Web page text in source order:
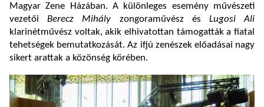
Magyar Zene Házában. A különleges esemény művészeti
vezetőiBerecz Mihály zongoraművész és Lugosi Ali
klarinétművész voltak, akik elhivatottan támogatták a fiatal
tehetségek bemutatkozását. Az ifjú zenészek előadásai nagy
sikert arattak a közönség körében.